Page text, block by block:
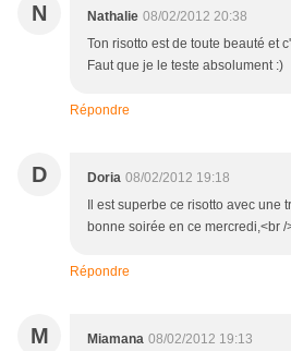
N Nathalie 08/02/2012 20:38
Ton risotto est de toute beauté et
Faut que je le teste absolument :)
Répondre
D Doria 08/02/2012 19:18
Il est superbe ce risotto avec une
bonne soirée en ce mercredi,<br
Répondre
M Miamana 08/02/2012 19:13